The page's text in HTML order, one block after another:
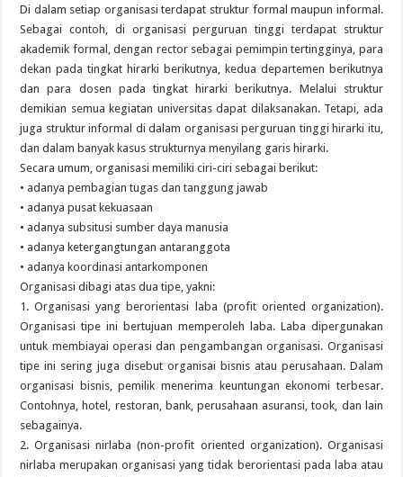
Di dalam setiap organisasi terdapat struktur formal maupun informal.
Sebagai contoh, di organisasi perguruan tinggi terdapat struktur
akademik formal, dengan rector sebagai pemimpin tertingginya, para
dekan pada tingkat hirarki berikutnya, kedua departemen berikutnya
dan para dosen pada tingkat hirarki berikutnya. Melalui struktur
demikian semua kegiatan universitas dapat dilaksanakan. Tetapi, ada
juga struktur informal di dalam organisasi perguruan tinggi hirarki itu,
dan dalam banyak kasus strukturnya menyilang garis hirarki.
Secara umum, organisasi memiliki ciri-ciri sebagai berikut:
• adanya pembagian tugas dan tanggung jawab
• adanya pusat kekuasaan
• adanya subsitusi sumber daya manusia
• adanya ketergangtungan antaranggota
• adanya koordinasi antarkomponen
Organisasi dibagi atas dua tipe, yakni:
1. Organisasi yang berorientasi laba (profit oriented organization).
Organisasi tipe ini bertujuan memperoleh laba. Laba dipergunakan
untuk membiayai operasi dan pengambangan organisasi. Organisasi
tipe ini sering juga disebut organisai bisnis atau perusahaan. Dalam
organisasi bisnis, pemilik menerima keuntungan ekonomi terbesar.
Contohnya, hotel, restoran, bank, perusahaan asuransi, took, dan lain
sebagainya.
2. Organisasi nirlaba (non-profit oriented organization). Organisasi
nirlaba merupakan organisasi yang tidak berorientasi pada laba atau